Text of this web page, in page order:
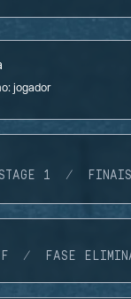
jogador
STAGE 1 FINAIS
FASE